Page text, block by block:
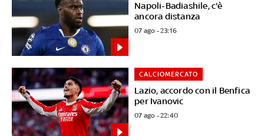
Napoli-Badiashile, c'è
ancora distanza
07 ago - 23:16
Lazio, accordo con il Benfica
per Ivanovic
CALCIOMERCATO
07 ago - 22:40